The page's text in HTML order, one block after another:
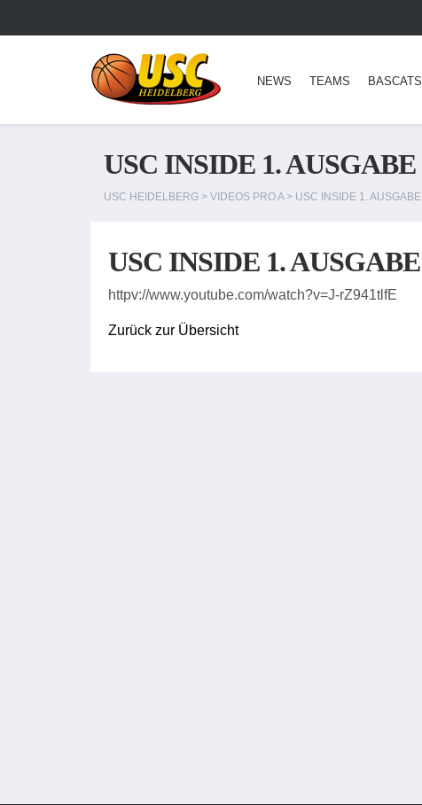
NEWS TEAMS BASCATS
USC INSIDE 1. AUSGABE
USC HEIDELBERG > VIDEOS PRO A> USC INSIDE 1. AUSGABE
USC INSIDE 1. AUSGABE
httpv://www.youtube.com/watch?v=J-rZ941tlfE
Zurück zur Übersicht